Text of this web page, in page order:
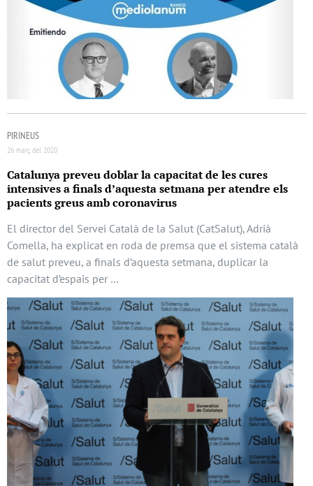
PIRINEUS
26 març del 2020
Catalunya preveu doblar la capacitat de les cures
intensives a finals d’aquesta setmana per atendre els
pacients greus amb coronavirus
El director del Servei Català de la Salut (CatSalut), Adrià
Comella, ha explicat en roda de premsa que el sistema català
de salut preveu, a finals d’aquesta setmana, duplicar la
capacitat d’espais per …